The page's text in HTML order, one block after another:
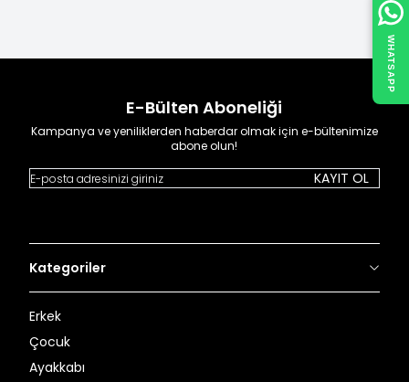
E-Bülten Aboneliği
Kampanya ve yeniliklerden haberdar olmak için e-bültenimize
abone olun!
KAYIT OL
Kategoriler
Erkek
Çocuk
Ayakkabı
WHATSAPP